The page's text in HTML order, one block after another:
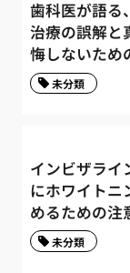
歯科医が語る
治療の誤解と
悔しないため
未分類
インビザライ
にホワイトニ
めるための注
未分類